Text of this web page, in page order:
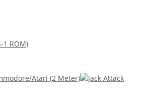
1 ROM)